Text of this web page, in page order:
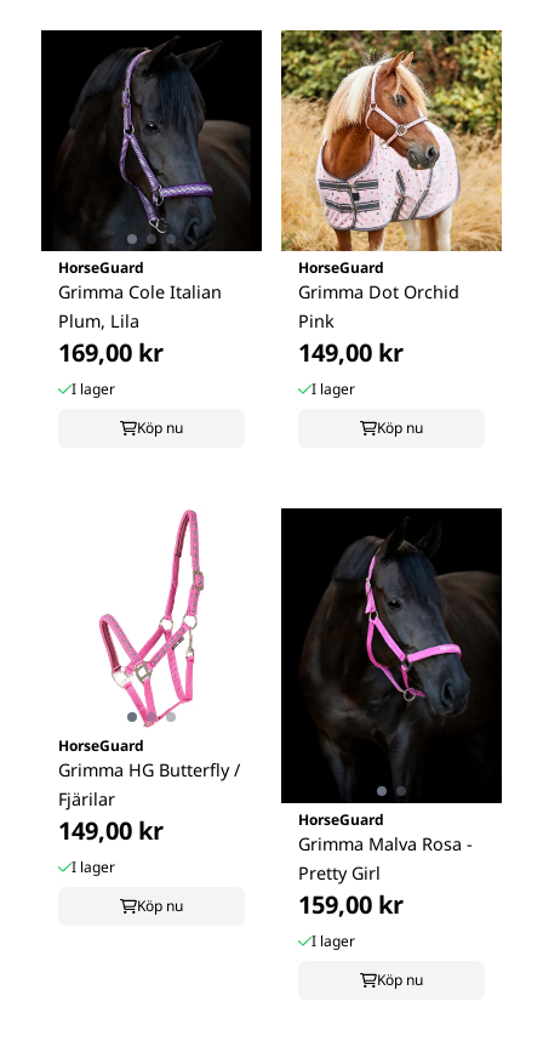
HorseGuard
Grimma Cole Italian
Plum, Lila
169,00 kr
I lager
Köp nu
HorseGuard
Grimma Dot Orchid
Pink
149,00 kr
I lager
Köp nu
HorseGuard
Grimma HG Butterfly /
Fjärilar
149,00 kr
I lager
Köp nu
HorseGuard
Grimma Malva Rosa -
Pretty Girl
159,00 kr
I lager
Köp nu